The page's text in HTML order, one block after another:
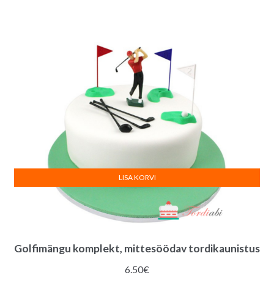
Golfimängu komplekt, mittesöödav tordikaunistus
6.50€
LISA KORVI